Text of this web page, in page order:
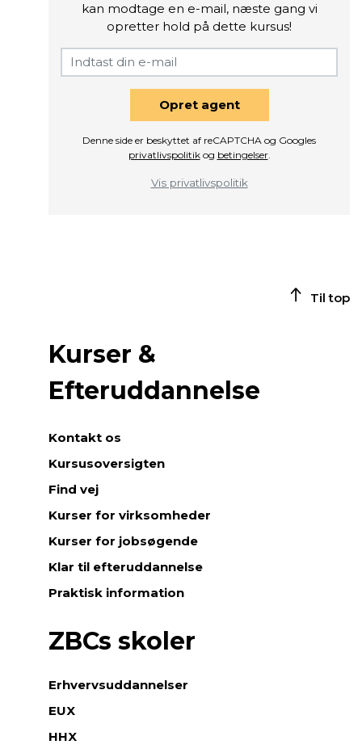
kan modtage en e-mail, næste gang vi
opretter hold på dette kursus!
Opret agent
Denne side er beskyttet af reCAPTCHA og Googles
privatlivspolitikog betingelser.
Vis privatlivspolitik
Til top
Kurser &
Efteruddannelse
Kontakt os
Kursusoversigten
Find vej
Kurser for virksomheder
Kurser for jobsøgende
Klar til efteruddannelse
Praktisk information
ZBCs skoler
Erhvervsuddannelser
EUX
HHX